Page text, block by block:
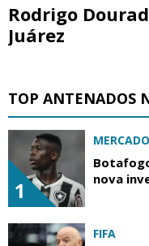
Rodrigo
Juárez
TOP ANTENADOS
1
nova
FIFA